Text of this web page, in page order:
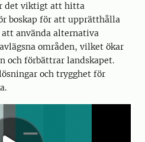
det viktigt att hitta
boskap för att upprätthålla
använda alternativa
områden, vilket ökar
och förbättrar landskapet.
och trygghet för